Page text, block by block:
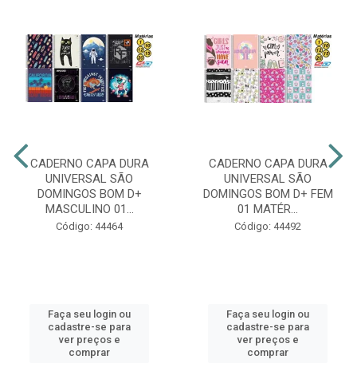
CADERNO CAPA DURA
UNIVERSAL SÃO
DOMINGOS BOM D+
MASCULINO 01...
Código: 44464
Faça seu login ou
cadastre-se para
ver preços e
comprar
CADERNO CAPA DURA
UNIVERSAL SÃO
DOMINGOS BOM D+ FEM
01 MATÉR...
Código: 44492
Faça seu login ou
cadastre-se para
ver preços e
comprar